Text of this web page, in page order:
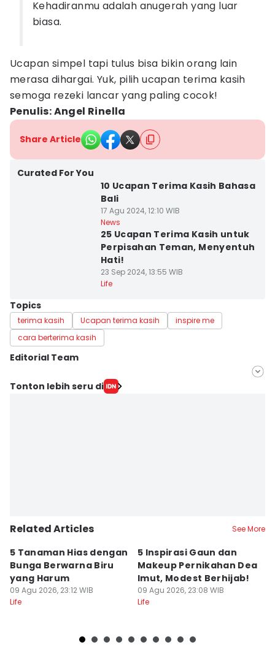
Kehadiranmu adalah anugerah yang luar
biasa.
Ucapan simpel tapi tulus bisa bikin orang lain
merasa dihargai. Yuk, pilih ucapan terima kasih
semoga rezeki lancar yang paling cocok!
Penulis: Angel Rinella
Share Article
Curated For You
10 Ucapan Terima Kasih Bahasa
Bali
17 Agu 2024, 12:10 WIB
News
25 Ucapan Terima Kasih untuk
Perpisahan Teman, Menyentuh
Hati!
23 Sep 2024, 13:55 WIB
Life
Topics
terima kasih Ucapan terima kasih
inspire me
cara berterima kasih
Editorial Team
Editor
Tonton lebih seru di
Related Articles See More
5 Tanaman Hias dengan
Bunga Berwarna Biru
yang Harum
09 Agu 2026, 23:12 WIB
Life
5 Inspirasi Gaun dan
Makeup Pernikahan Dea
Imut, Modest Berhijab!
09 Agu 2026, 23:08 WIB
Life